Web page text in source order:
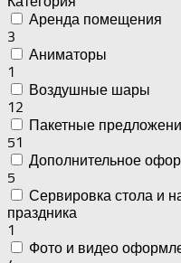
Аренда помещения
3
Аниматоры
1
Воздушные шары
12
Пакетные
51
Дополнительное
5
Сервировка стола и
праздника
1
Фото и видео